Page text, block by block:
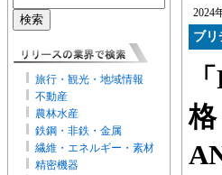
旅行・観光・地域情報
不動産
農林水産
鉄鋼・非鉄・金属
繊維・エネルギー・素材
精密機器
2024
ブリ